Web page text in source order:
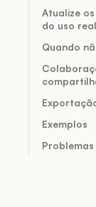
Atualize
do uso real
Quando
Exemplos